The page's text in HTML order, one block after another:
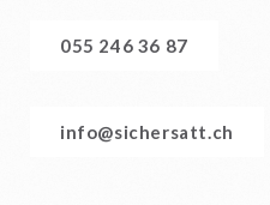
055 246 36 87
info@sichersatt.ch